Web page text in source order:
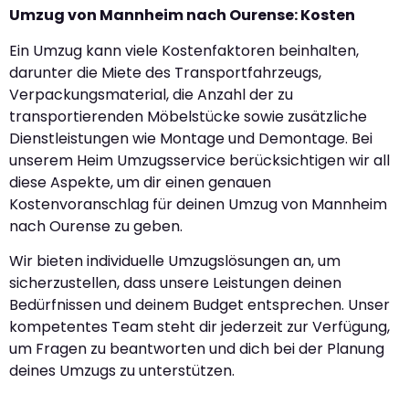
Umzug von Mannheim nach Ourense: Kosten
Ein Umzug kann viele Kostenfaktoren beinhalten,
darunter die Miete des Transportfahrzeugs,
Verpackungsmaterial, die Anzahl der zu
transportierenden Möbelstücke sowie zusätzliche
Dienstleistungen wie Montage und Demontage. Bei
unserem Heim Umzugsservice berücksichtigen wir all
diese Aspekte, um dir einen genauen
Kostenvoranschlag für deinen Umzug von Mannheim
nach Ourense zu geben.
Wir bieten individuelle Umzugslösungen an, um
sicherzustellen, dass unsere Leistungen deinen
Bedürfnissen und deinem Budget entsprechen. Unser
kompetentes Team steht dir jederzeit zur Verfügung,
um Fragen zu beantworten und dich bei der Planung
deines Umzugs zu unterstützen.